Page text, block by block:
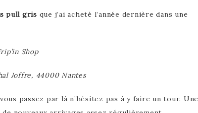
pull gris que j’ai acheté l’année dernière dans une
Shop
Joffre, 44000 Nantes
passez par là n’hésitez pas à y faire un tour. Une